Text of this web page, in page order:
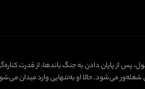
پس از پایان دادن به جنگ باندها، از قدرت
می‌شود. حالا او به‌تنهایی وارد میدان می‌شود